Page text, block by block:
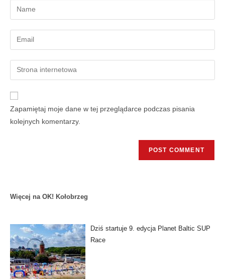
Zapamiętaj moje dane w tej przeglądarce podczas pisania
kolejnych komentarzy.
Więcej na OK! Kołobrzeg
Dziś startuje 9. edycja Planet Baltic SUP
Race